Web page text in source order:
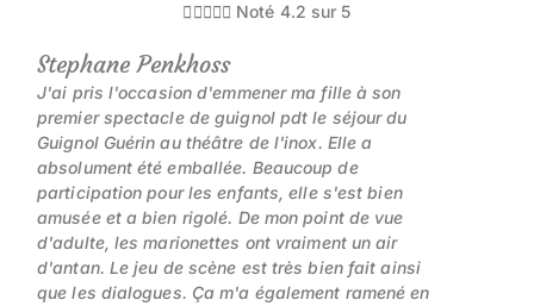
 Noté 4.2 sur 5
Stephane Penkhoss
J'ai pris l'occasion d'emmener ma fille à son
premier spectacle de guignol pdt le séjour du
Guignol Guérin au théâtre de l'inox. Elle a
absolument été emballée. Beaucoup de
participation pour les enfants, elle s'est bien
amusée et a bien rigolé. De mon point de vue
d'adulte, les marionettes ont vraiment un air
d'antan. Le jeu de scène est très bien fait ainsi
que les dialogues. Ça m'a également ramené en